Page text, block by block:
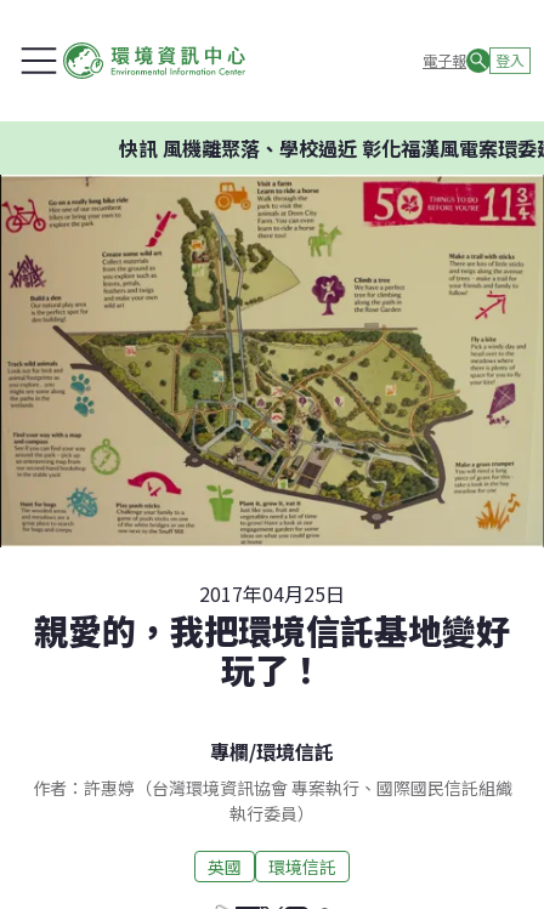
電子報 登入
風機離聚落、學校過近 彰化福漢風電案環委建議不應
2017年04月25日
親愛的，我把環境信託基地變好
玩了！
專欄/環境信託
作者：許惠婷（台灣環境資訊協會 專案執行、國際國民信託組織
執行委員）
英國 環境信託